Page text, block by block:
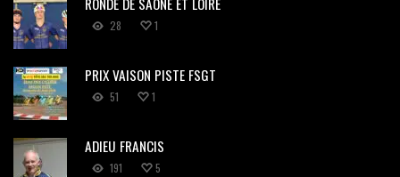
28 1
PRIX VAISON PISTE FSGT
51 1
ADIEU FRANCIS
191 5